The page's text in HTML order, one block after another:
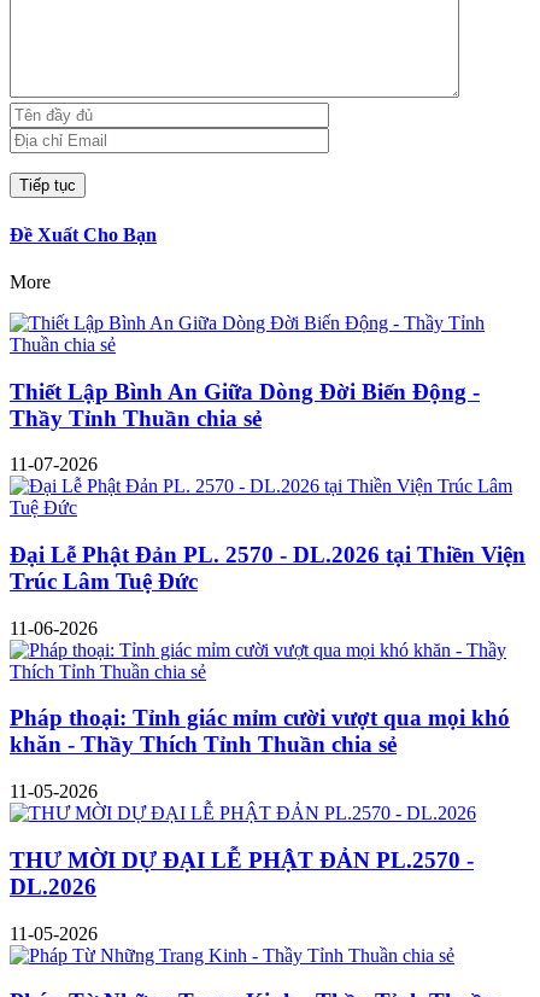
Đề Xuất Cho Bạn
More
Thiết Lập Bình An Giữa Dòng Đời Biến Động -
Thầy Tỉnh Thuần chia sẻ
11-07-2026
Đại Lễ Phật Đản PL. 2570 - DL.2026 tại Thiền Viện
Trúc Lâm Tuệ Đức
11-06-2026
Pháp thoại: Tỉnh giác mỉm cười vượt qua mọi khó
khăn - Thầy Thích Tỉnh Thuần chia sẻ
11-05-2026
THƯ MỜI DỰ ĐẠI LỄ PHẬT ĐẢN PL.2570 -
DL.2026
11-05-2026